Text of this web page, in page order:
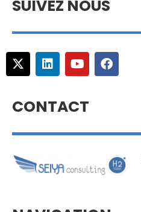
SUIVEZ NOUS
CONTACT